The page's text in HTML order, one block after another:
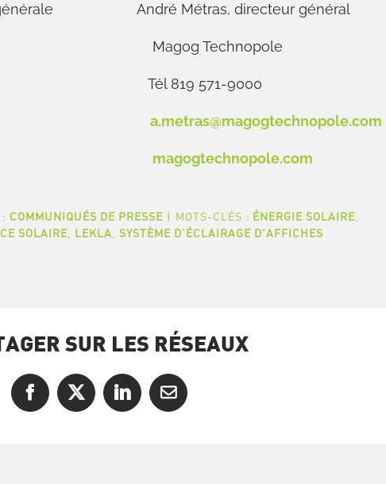
générale André Métras, directeur général
Technopole
Tél 819 571-9000
a.metras@magogtechnopole.com
magogtechnopole.com
COMMUNIQUÉS DE PRESSE | MOTS-CLÉS : ÉNERGIE SOLAIRE,
SOLAIRE, LEKLA SYSTÈME D'ÉCLAIRAGE D'AFFICHES
SUR LES RÉSEAUX
Facebook
X LinkedInCourriel